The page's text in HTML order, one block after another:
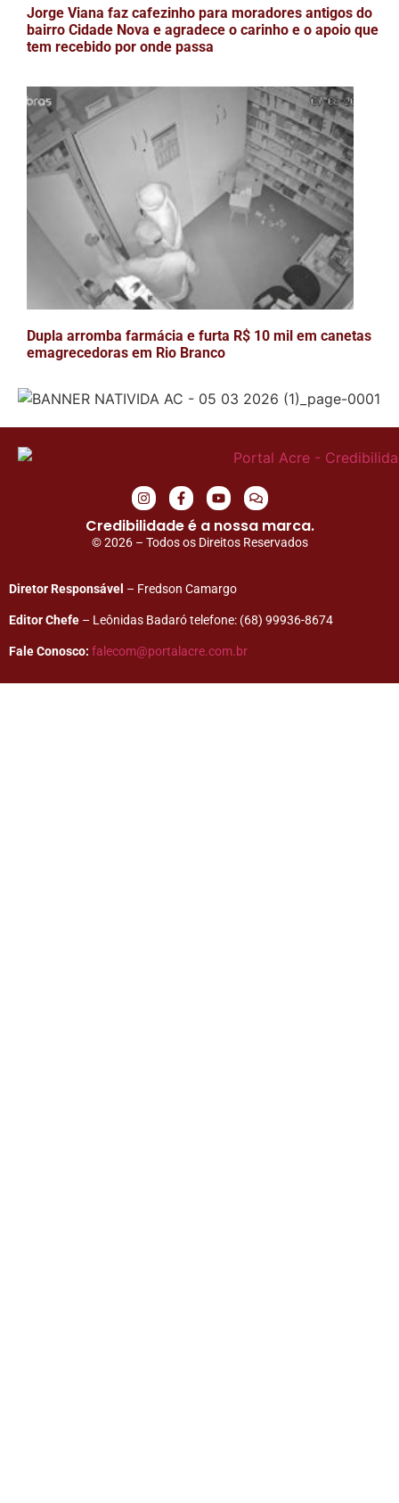
Jorge Viana faz cafezinho para moradores antigos do
bairro Cidade Nova e agradece o carinho e o apoio que
tem recebido por onde passa
Dupla arromba farmácia e furta R$ 10 mil em canetas
emagrecedoras em Rio Branco
Credibilidade é a nossa marca.
© 2026 – Todos os Direitos Reservados
Diretor Responsável – Fredson Camargo
Editor Chefe – Leônidas Badaró telefone: (68) 99936-8674
Fale Conosco: falecom@portalacre.com.br